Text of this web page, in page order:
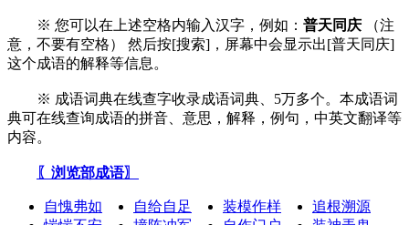
※ 您可以在上述空格内输入汉字，例如： 普天同庆 （注
意，不要有空格） 然后按[搜索]，屏幕中会显示出[普天同庆]
这个成语的解释等信息。
※ 成语词典在线查字收录成语词典、5万多个。本成语词
典可在线查询成语的拼音、意思，解释，例句，中英文翻译等
内容。
〖浏览部成语〗
自愧弗如 自给自足 装模作样
追根溯源